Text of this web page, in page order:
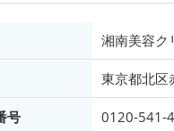
湘南美容ク
東京都北区
号 0120-541-